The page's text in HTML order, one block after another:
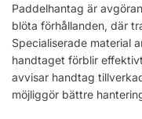
Paddelhantag är
blöta förhållanden, där
Specialiserade material
handtaget förblir
avvisar handtag
möjliggör bättre